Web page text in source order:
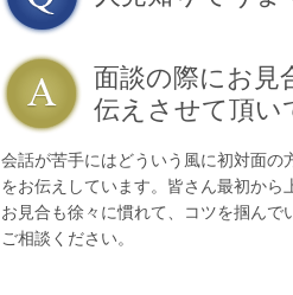
面談の際にお見
伝えさせて頂い
会話が苦手にはどういう風に初対面の
をお伝えしています。皆さん最初から
お見合も徐々に慣れて、コツを掴んで
ご相談ください。